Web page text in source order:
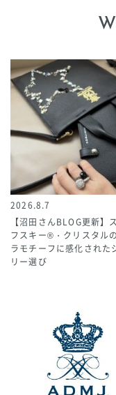
2026.8.7
【沼田さんBLOG更新】
フスキー®・クリスタル
ラモチーフに感化された
リー選び